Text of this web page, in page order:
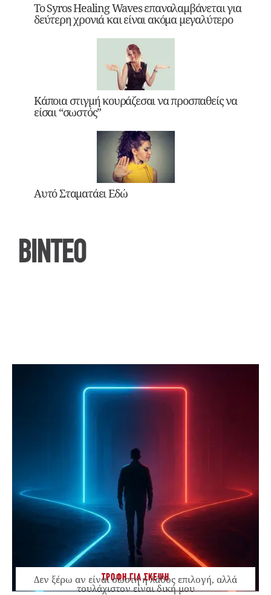
Το Syros Healing Waves επαναλαμβάνεται για
δεύτερη χρονιά και είναι ακόμα μεγαλύτερο
Κάποια στιγμή κουράζεσαι να προσπαθείς να
είσαι “σωστός”
Αυτό Σταματάει Εδώ
ΒΙΝΤΕΟ
ΤΡΟΦΗ ΓΙΑ ΣΚΕΨΗ
Δεν ξέρω αν είναι σωστή ή λάθος επιλογή, αλλά
τουλάχιστον είναι δική μου